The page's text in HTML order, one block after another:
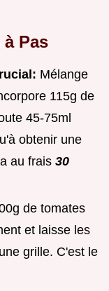
à Pas
Mélange
115g de
45-75ml
obtenir une
au frais 30
de tomates
et laisse les
grille. C'est le